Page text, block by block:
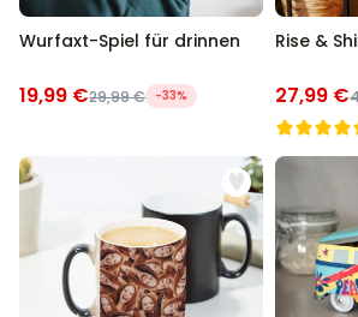
Wurfaxt-Spiel für drinnen
19,99 €29,99 € -33%
Rise &
27,99 €